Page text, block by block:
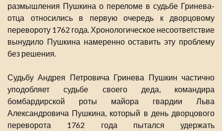
размышления Пушкина о переломе в судьбе Гринева-
отца относились в первую очередь к дворцовому
перевороту 1762 года. Хронологическое несоответствие
вынудило Пушкина намеренно оставить эту проблему
без решения.
Судьбу Андрея Петровича Гринева Пушкин частично
уподобляет судьбе своего деда, командира
бомбардирской роты майора гвардии Льва
Александровича Пушкина, который в день дворцового
переворота 1762 года пытался удержать